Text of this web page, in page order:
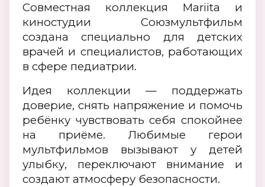
Совместная коллекция Mariita и
киностудии Союзмультфильм
создана специально для детских
врачей и специалистов, работающих
в сфере педиатрии.
Идея коллекции — поддержать
доверие, снять напряжение и помочь
ребёнку чувствовать себя спокойнее
на приёме. Любимые герои
мультфильмов вызывают у детей
улыбку, переключают внимание и
создают атмосферу безопасности.